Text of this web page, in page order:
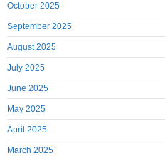
October 2025
September 2025
August 2025
July 2025
June 2025
May 2025
April 2025
March 2025